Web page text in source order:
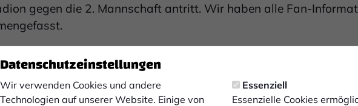
Datenschutzeinstellungen
Wir verwenden Cookies und andere
Technologien auf unserer Website. Einige von
Essenziell
Essenzielle Cookies
gegen die 2. Mannschaft antritt. Wir haben alle Fan-
gelangen Besucher über die Ausfahrten 6 (Gelsenkirchen-Buer) und 7
16 (Gelsenkirchen-Zentrum) und 17 (Gelsenkirchen-Schalke) der A42 direkt
der Beschilderung folgen.